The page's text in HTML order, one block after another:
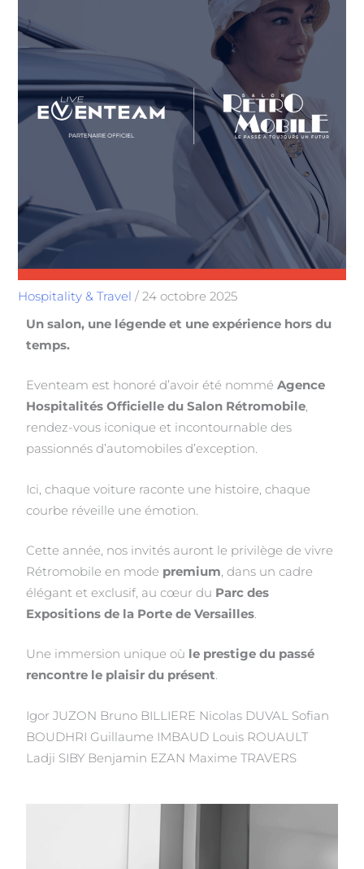
Hospitality & Travel /24 octobre 2025
Un salon, une légende et une expérience hors du
temps.
Eventeam est honoré d’avoir été nomméAgence
Hospitalités Officielle du Salon Rétromobile,
rendez-vous iconique et incontournable des
passionnés d’automobiles d’exception.
Ici, chaque voiture raconte une histoire, chaque
courbe réveille une émotion.
Cette année, nos invités auront le privilège de vivre
Rétromobile en mode premium, dans un cadre
élégant et exclusif, au cœur du Parc des
Expositions de la Porte de Versailles.
Une immersion unique où le prestige du passé
rencontre le plaisir du présent.
Igor JUZON Bruno BILLIERE Nicolas DUVAL Sofian
BOUDHRI Guillaume IMBAUD Louis ROUAULT
Ladji SIBY Benjamin EZAN Maxime TRAVERS